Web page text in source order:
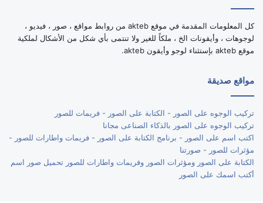
كل المعلومات المقدمة في موقع akteb من روابط مواقع ، صور ، فيديو ،
لوجوهات ، وأيقونات الخ ، ملكاً للغير ولا تنتمى بأي شكل من الأشكال لملكية
موقع akteb بإستثناء لوجو وأيقون akteb.
مواقع صديقة
تركيب الوجوه على الصور - الكتابة على الصور - فريمات للصور
تركيب الوجوه على الصور بالذكاء الصناعى مجانا
اكتب اسم على الصور - برنامج الكتابة على الصور - فريمات واطارات للصور -
مؤثرات للصور - صورتنا
الكتابة على الصور ومؤثرات الصور وفريمات واطارات للصور تحميل صور اسم
أكتب اسمك على الصور